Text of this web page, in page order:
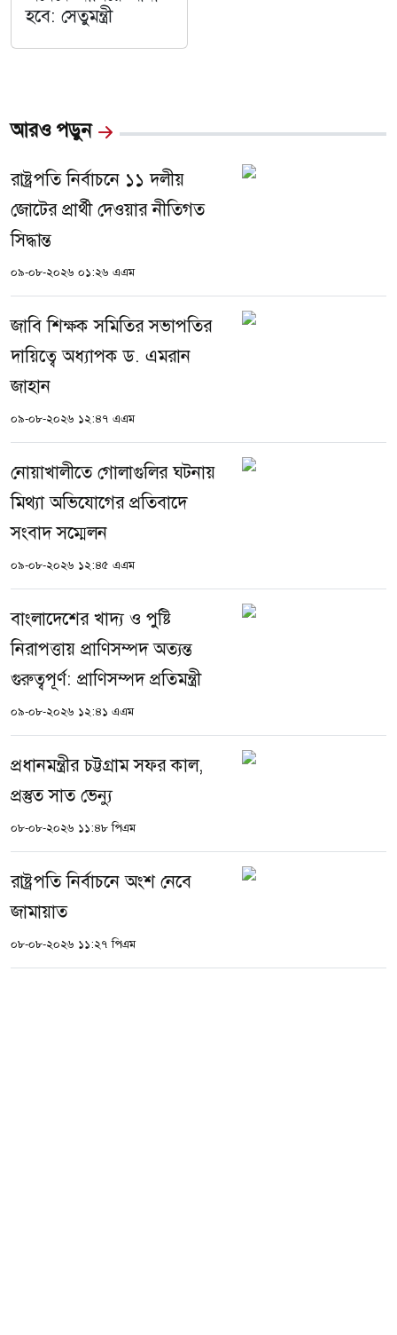
হবে: সেতুমন্ত্রী
আরও পড়ুন
রাষ্ট্রপতি নির্বাচনে ১১ দলীয়
জোটের প্রার্থী দেওয়ার নীতিগত
সিদ্ধান্ত
০৯-০৮-২০২৬ ০১:২৬ এএম
জাবি শিক্ষক সমিতির সভাপতির
দায়িত্বে অধ্যাপক ড. এমরান
জাহান
০৯-০৮-২০২৬ ১২:৪৭ এএম
নোয়াখালীতে গোলাগুলির ঘটনায়
মিথ্যা অভিযোগের প্রতিবাদে
সংবাদ সম্মেলন
০৯-০৮-২০২৬ ১২:৪৫ এএম
বাংলাদেশের খাদ্য ও পুষ্টি
নিরাপত্তায় প্রাণিসম্পদ অত্যন্ত
গুরুত্বপূর্ণ: প্রাণিসম্পদ প্রতিমন্ত্রী
০৯-০৮-২০২৬ ১২:৪১ এএম
প্রধানমন্ত্রীর চট্টগ্রাম সফর কাল,
প্রস্তুত সাত ভেন্যু
০৮-০৮-২০২৬ ১১:৪৮ পিএম
রাষ্ট্রপতি নির্বাচনে অংশ নেবে
জামায়াত
০৮-০৮-২০২৬ ১১:২৭ পিএম